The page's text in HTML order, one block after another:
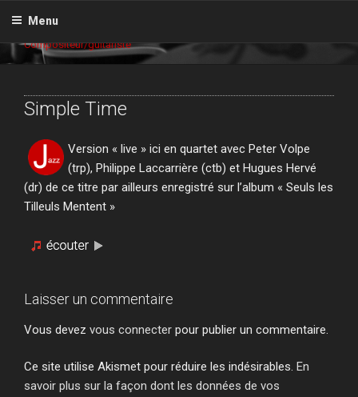
contenu
principal
GILLES GRIGNON
Compositeur/guitariste
Menu
Simple Time
Version « live » ici en quartet avec Peter Volpe
(trp), Philippe Laccarrière (ctb) et Hugues Hervé
(dr) de ce titre par ailleurs enregistré sur l’album « Seuls les
Tilleuls Mentent »
Laisser un commentaire
Vous devez vous connecter pour publier un commentaire.
Ce site utilise Akismet pour réduire les indésirables. En
savoir plus sur la façon dont les données de vos